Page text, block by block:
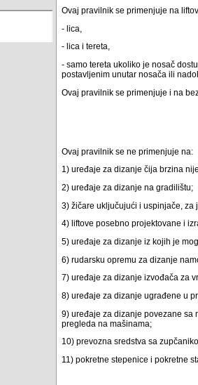
Ovaj pravilnik se primenjuje na
- lica,
- lica i tereta,
- samo tereta ukoliko je nosač
postavljenim unutar nosača ili
Ovaj pravilnik se primenjuje i na
Ovaj pravilnik se ne primenjuje na:
1) uređaje za dizanje čija brzina
2) uređaje za dizanje na gradilištu;
3) žičare uključujući i uspinjače, za
4) liftove posebno projektovane i
5) uređaje za dizanje iz kojih je
6) rudarsku opremu za dizanje
7) uređaje za dizanje izvođača za
8) uređaje za dizanje ugrađene u
9) uređaje za dizanje povezane sa
pregleda na mašinama;
10) prevozna sredstva sa
11) pokretne stepenice i pokretne